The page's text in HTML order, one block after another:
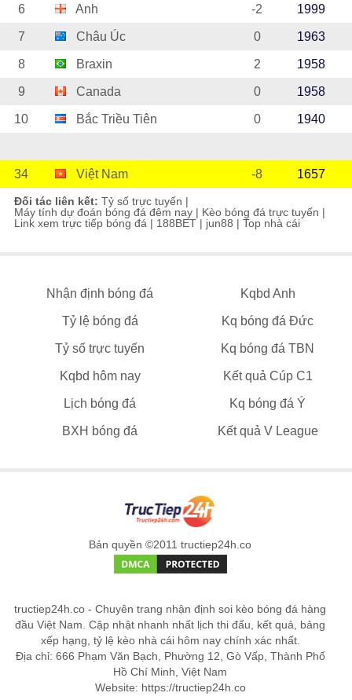
6 Anh -2 1999
7 Châu Úc 0 1963
8 Braxin 2 1958
9 Canada 0 1958
10 Bắc Triều Tiên 0 1940
34 Việt Nam -8 1657
Đối tác liên kết: Tỷ số trực tuyến |
Máy tính dự đoán bóng đá đêm nay | Kèo bóng đá trực tuyến |
Link xem trực tiếp bóng đá | 188BET | jun88 | Top nhà cái
Nhận định bóng đá Kqbd Anh
Tỷ lệ bóng đá Kq bóng đá Đức
Tỷ số trực tuyến Kq bóng đá TBN
Kqbd hôm nay Kết quả Cúp C1
Lịch bóng đá Kq bóng đá Ý
BXH bóng đá Kết quả V League
Bản quyền ©2011 tructiep24h.co
tructiep24h.co - Chuyên trang nhận định soi kèo bóng đá hàng
đầu Việt Nam. Cập nhật nhanh nhất lịch thi đấu, kết quả, bảng
xếp hạng, tỷ lệ kèo nhà cái hôm nay chính xác nhất.
Địa chỉ: 666 Phạm Văn Bạch, Phường 12, Gò Vấp, Thành Phố
Hồ Chí Minh, Việt Nam
Website: https://tructiep24h.co